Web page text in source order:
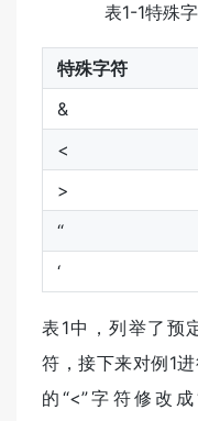
表1-1特殊
特殊字符
&
<
>
“
‘
表1中，列举了预
符，接下来对例1
的“<”字符修改